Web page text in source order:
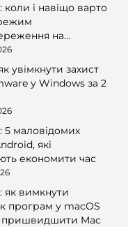
і навіщо варто
на
увімкнути захист
у Windows за 2
5 маловідомих
які
економити час
як вимкнути
програм у macOS
пришвидшити Mac